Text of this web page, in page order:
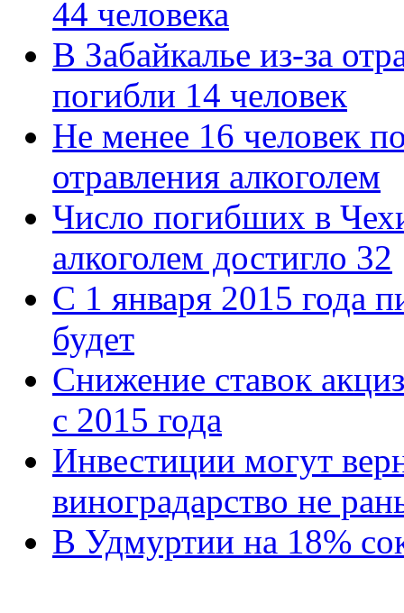
44 человека
В Забайкалье из-за
погибли 14 человек
Не менее 16 человек
отравления алкоголем
Число погибших в
алкоголем достигло 32
С 1 января 2015 года
будет
Снижение ставок
с 2015 года
Инвестиции могут
виноградарство не
В Удмуртии на 18%